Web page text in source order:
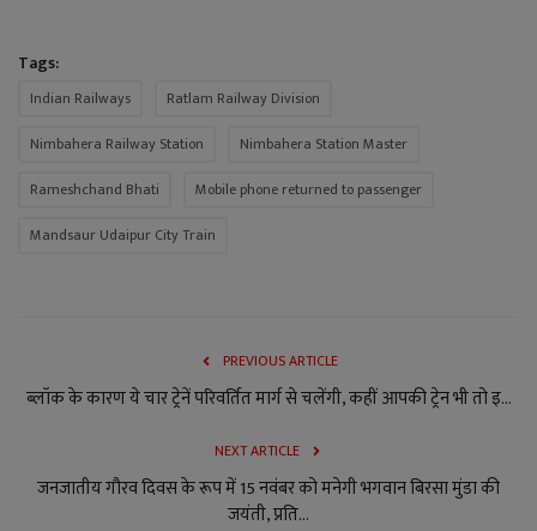
Tags:
Indian Railways
Ratlam Railway Division
Nimbahera Railway Station
Nimbahera Station Master
Rameshchand Bhati
Mobile phone returned to passenger
Mandsaur Udaipur City Train
PREVIOUS ARTICLE
ब्‍लॉक के कारण ये चार ट्रेनें परिवर्तित मार्ग से चलेंगी, कहीं आपकी ट्रेन भी तो इ...
NEXT ARTICLE
जनजातीय गौरव दिवस के रूप में 15 नवंबर को मनेगी भगवान बिरसा मुंडा की
जयंती, प्रति...